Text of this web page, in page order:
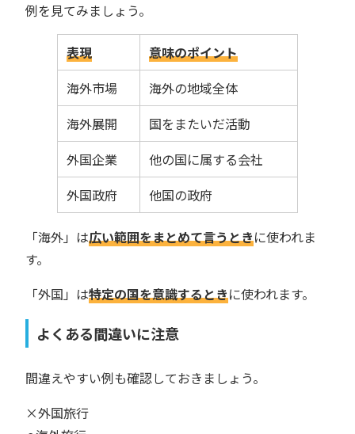
例を見てみましょう。
表現
意味のポイント
海外市場
海外の地域全体
海外展開
国をまたいだ活動
外国企業
他の国に属する会社
外国政府
他国の政府
「海外」は広い範囲をまとめて言うときに使われま
す。
「外国」は特定の国を意識するときに使われます。
よくある間違いに注意
間違えやすい例も確認しておきましょう。
×外国旅行